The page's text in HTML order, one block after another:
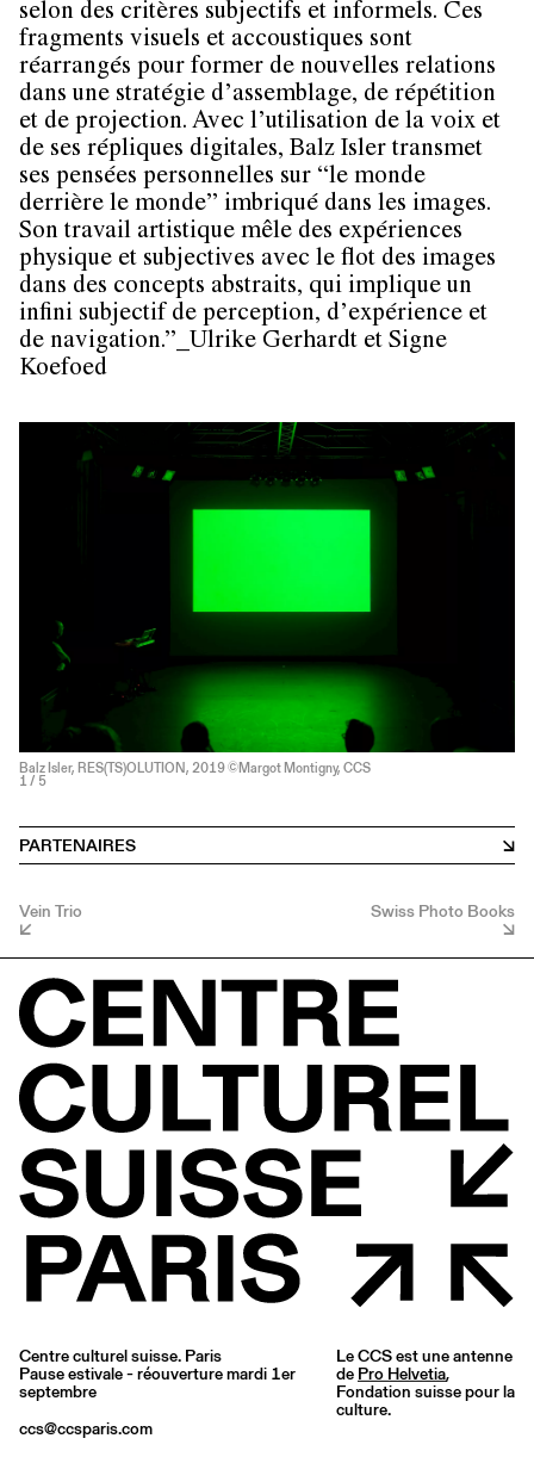
selon des critères subjectifs et informels. Ces
fragments visuels et accoustiques sont
réarrangés pour former de nouvelles relations
dans une stratégie d’assemblage, de répétition
et de projection. Avec l’utilisation de la voix et
de ses répliques digitales, Balz Isler transmet
ses pensées personnelles sur “le monde
derrière le monde” imbriqué dans les images.
Son travail artistique mêle des expériences
physique et subjectives avec le flot des images
dans des concepts abstraits, qui implique un
infini subjectif de perception, d’expérience et
de navigation.”_Ulrike Gerhardt et Signe
Koefoed
Balz Isler, RES(TS)OLUTION, 2019 ©Margot Montigny, CCS
1 / 5
PARTENAIRES
Vein Trio Swiss Photo Books
Centre culturel suisse. Paris
Pause estivale - réouverture mardi 1er
septembre
ccs@ccsparis.com
Le CCS est une antenne
de Pro Helvetia,
Fondation suisse pour la
culture.